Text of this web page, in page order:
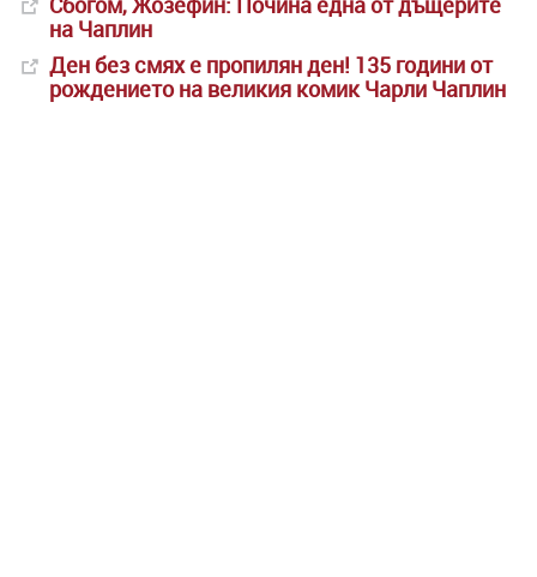
на Чаплин
Ден без смях е пропилян ден! 135 години от
рождението на великия комик Чарли Чаплин